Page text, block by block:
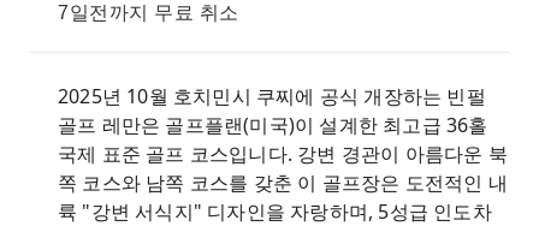
7일전까지 무료 취소
2025년 10월 호치민시 쿠찌에 공식 개장하는 빈펄
골프 레만은 골프플랜(미국)이 설계한 최고급 36홀
국제 표준 골프 코스입니다. 강변 경관이 아름다운 북
쪽 코스와 남쪽 코스를 갖춘 이 골프장은 도전적인 내
륙 "강변 서식지" 디자인을 자랑하며, 5성급 인도차